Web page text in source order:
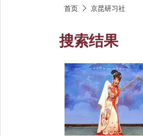
首页  京昆研习社
搜索结果